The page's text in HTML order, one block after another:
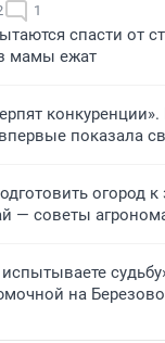
1
спасти от
мамы ежат
показала
огород
— советы
на